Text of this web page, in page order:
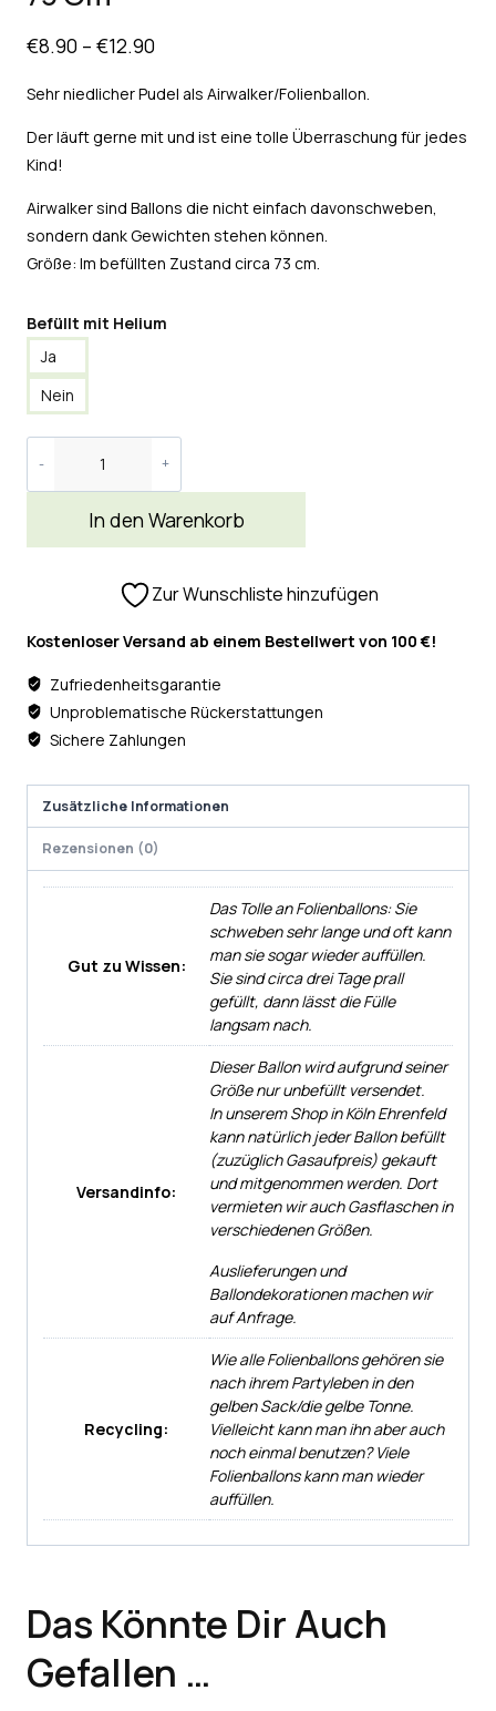
€8.90 – €12.90
Sehr niedlicher Pudel als Airwalker/Folienballon.
Der läuft gerne mit und ist eine tolle Überraschung für jedes
Kind!
Airwalker sind Ballons die nicht einfach davonschweben,
sondern dank Gewichten stehen können.
Größe: Im befüllten Zustand circa 73 cm.
Befüllt mit Helium
Ja
Nein
In den Warenkorb
Zur Wunschliste hinzufügen
Kostenloser Versand ab einem Bestellwert von 100 €!
Zufriedenheitsgarantie
Unproblematische Rückerstattungen
Sichere Zahlungen
Zusätzliche Informationen
Rezensionen (0)
Gut zu Wissen:
Das Tolle an Folienballons: Sie
schweben sehr lange und oft kann
man sie sogar wieder auffüllen.
Sie sind circa drei Tage prall
gefüllt, dann lässt die Fülle
langsam nach.
Versandinfo:
Dieser Ballon wird aufgrund seiner
Größe nur unbefüllt versendet.
In unserem Shop in Köln Ehrenfeld
kann natürlich jeder Ballon befüllt
(zuzüglich Gasaufpreis) gekauft
und mitgenommen werden. Dort
vermieten wir auch Gasflaschen in
verschiedenen Größen.
Auslieferungen und
Ballondekorationen machen wir
auf Anfrage.
Recycling:
Wie alle Folienballons gehören sie
nach ihrem Partyleben in den
gelben Sack/die gelbe Tonne.
Vielleicht kann man ihn aber auch
noch einmal benutzen? Viele
Folienballons kann man wieder
auffüllen.
Das Könnte Dir Auch
Gefallen …